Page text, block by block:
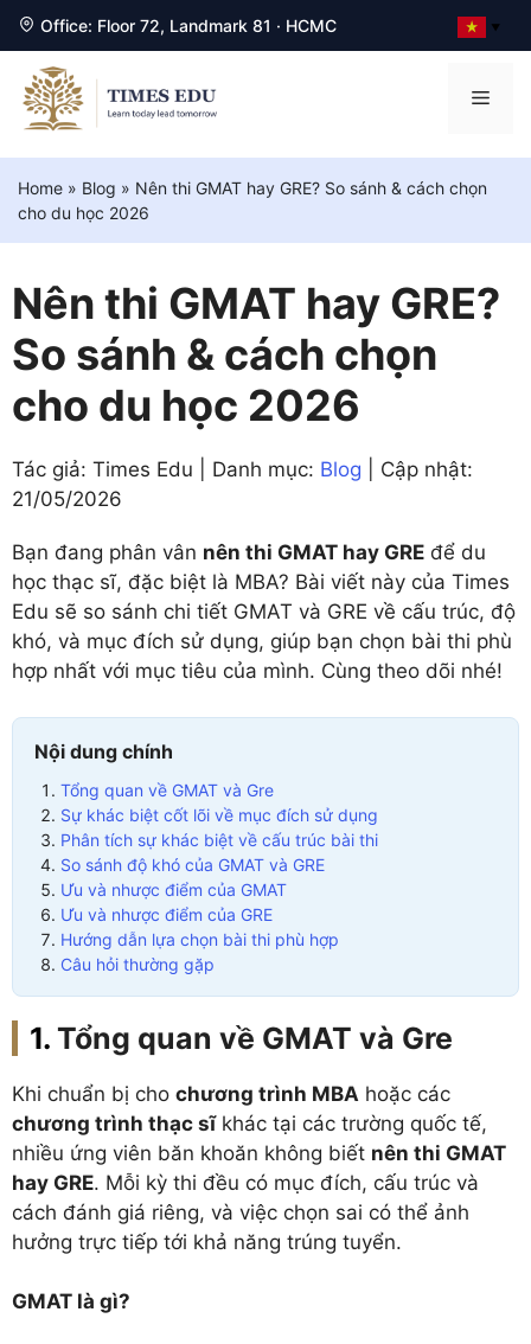
Office: Floor 72, Landmark 81 · HCMC ▼
Chuyển
đến
nội
dung
Home » Blog » Nên thi GMAT hay GRE? So sánh & cách chọn
cho du học 2026
Nên thi GMAT hay GRE?
So sánh & cách chọn
cho du học 2026
Tác giả: Times Edu | Danh mục: Blog | Cập nhật:
21/05/2026
Bạn đang phân vân nên thi GMAT hay GRE để du
học thạc sĩ, đặc biệt là MBA? Bài viết này của Times
Edu sẽ so sánh chi tiết GMAT và GRE về cấu trúc, độ
khó, và mục đích sử dụng, giúp bạn chọn bài thi phù
hợp nhất với mục tiêu của mình. Cùng theo dõi nhé!
Nội dung chính
Tổng quan về GMAT và Gre
Sự khác biệt cốt lõi về mục đích sử dụng
Phân tích sự khác biệt về cấu trúc bài thi
So sánh độ khó của GMAT và GRE
Ưu và nhược điểm của GMAT
Ưu và nhược điểm của GRE
Hướng dẫn lựa chọn bài thi phù hợp
Câu hỏi thường gặp
Tổng quan về GMAT và Gre
Khi chuẩn bị cho chương trình MBA hoặc các
chương trình thạc sĩkhác tại các trường quốc tế,
nhiều ứng viên băn khoăn không biết nên thi GMAT
hay GRE. Mỗi kỳ thi đều có mục đích, cấu trúc và
cách đánh giá riêng, và việc chọn sai có thể ảnh
hưởng trực tiếp tới khả năng trúng tuyển.
GMAT là gì?